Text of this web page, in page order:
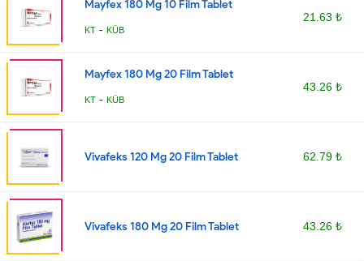
Mayfex 180 Mg 10 Film Tablet
KT - KÜB
21.63 ₺
Mayfex 180 Mg 20 Film Tablet
KT - KÜB
43.26 ₺
Vivafeks 120 Mg 20 Film Tablet 62.79 ₺
Vivafeks 180 Mg 20 Film Tablet 43.26 ₺